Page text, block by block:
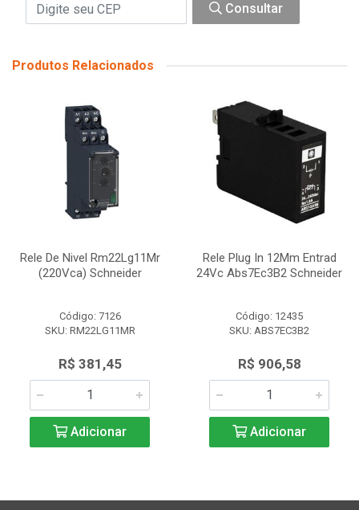
Consultar
Produtos Relacionados
Rele De Nivel Rm22Lg11Mr
(220Vca) Schneider
Código: 7126
SKU: RM22LG11MR
R$ 381,45
Adicionar
Rele Plug In 12Mm Entrad
24Vc Abs7Ec3B2 Schneider
Código: 12435
SKU: ABS7EC3B2
R$ 906,58
Adicionar